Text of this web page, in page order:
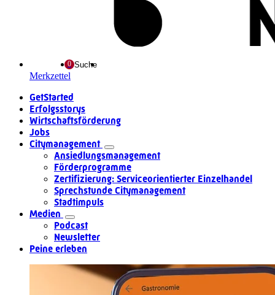
Merkzettel
Suche
GetStarted
Erfolgsstorys
Wirtschaftsförderung
Jobs
Citymanagement
Ansiedlungsmanagement
Förderprogramme
Zertifizierung: Serviceorientierter Einzelhandel
Sprechstunde Citymanagement
Stadtimpuls
Medien
Podcast
Newsletter
Peine erleben